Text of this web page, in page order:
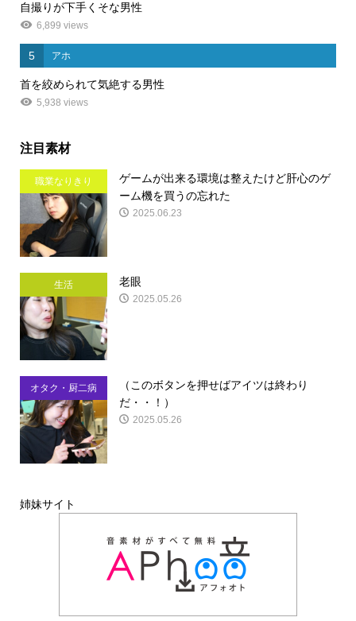
自撮りが下手くそな男性
6,899 views
5 アホ
首を絞められて気絶する男性
5,938 views
注目素材
職業なりきり
ゲームが出来る環境は整えたけど肝心のゲ
ーム機を買うの忘れた
2025.06.23
生活 老眼
2025.05.26
オタク・厨二病
（このボタンを押せばアイツは終わり
だ・・！）
2025.05.26
姉妹サイト